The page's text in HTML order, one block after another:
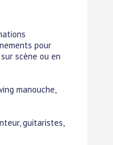
pour
scène ou en
manouche,
guitaristes,